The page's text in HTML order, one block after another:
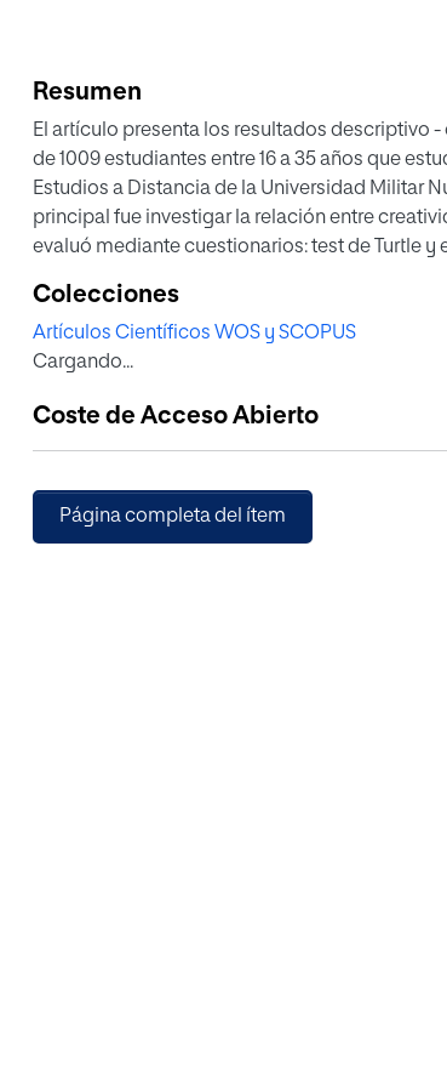
Resumen
El artículo presenta los resultados descriptivo
de 1009 estudiantes entre 16 a 35 años que
Estudios a Distancia de la Universidad Militar
principal fue investigar la relación entre
evaluó mediante cuestionarios: test de Turtle
memoria visual, la cual es empleada cuando se
Colecciones
Artículos Científicos WOS y SCOPUS
Cargando...
Coste de Acceso Abierto
Página completa del ítem